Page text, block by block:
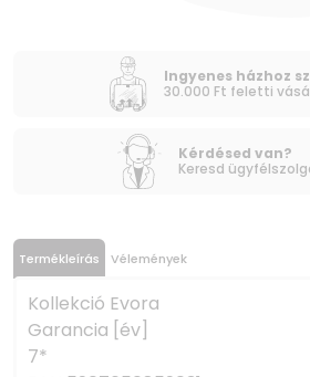
Ingyenes házhoz
30.000 Ft feletti
Kérdésed van?
Keresd
Termékleírás Vélemények
Kollekció Evora
Garancia [év]
7*